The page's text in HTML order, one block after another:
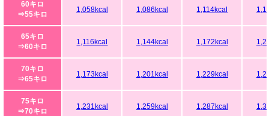
60キロ
⇒55キロ
1,058kcal 1,086kcal 1,114kcal
65キロ
⇒60キロ
1,116kcal 1,144kcal 1,172kcal
70キロ
⇒65キロ
1,173kcal 1,201kcal 1,229kcal
75キロ
⇒70キロ
1,231kcal 1,259kcal 1,287kcal